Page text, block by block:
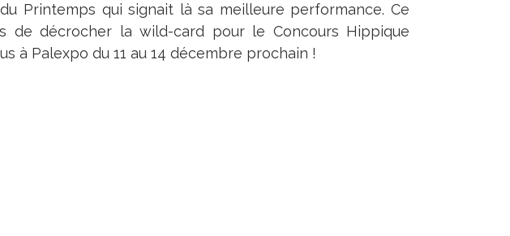
Printemps qui signait là sa meilleure performance. Ce
de décrocher la wild-card pour le Concours Hippique
à Palexpo du 11 au 14 décembre prochain !